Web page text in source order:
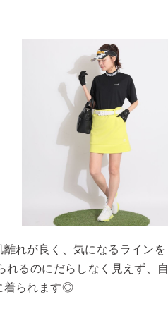
れが良く、気になるラインを
れるのにだらしなく見えず、自
着られます◎